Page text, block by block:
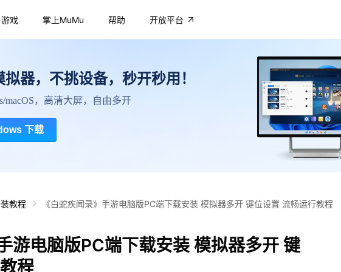
游戏 掌上MuMu 帮助 开放平台
器，不挑设备，秒开秒用！
macOS，高清大屏，自由多开
下载
教程 《白蛇疾闻录》手游电脑版PC端下载安装 模拟器多开 键位设置 流畅运行教程
游电脑版PC端下载安装 模拟器多开 键
程